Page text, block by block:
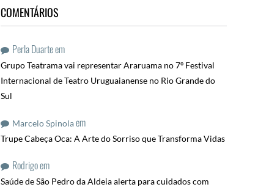
COMENTÁRIOS
Perla Duarteem
Grupo Teatrama vai representar Araruama no 7º Festival
Internacional de Teatro Uruguaianense no Rio Grande do
Sul
Marcelo Spinolaem
Trupe Cabeça Oca: A Arte do Sorriso que Transforma Vidas
Rodrigoem
Saúde de São Pedro da Aldeia alerta para cuidados com